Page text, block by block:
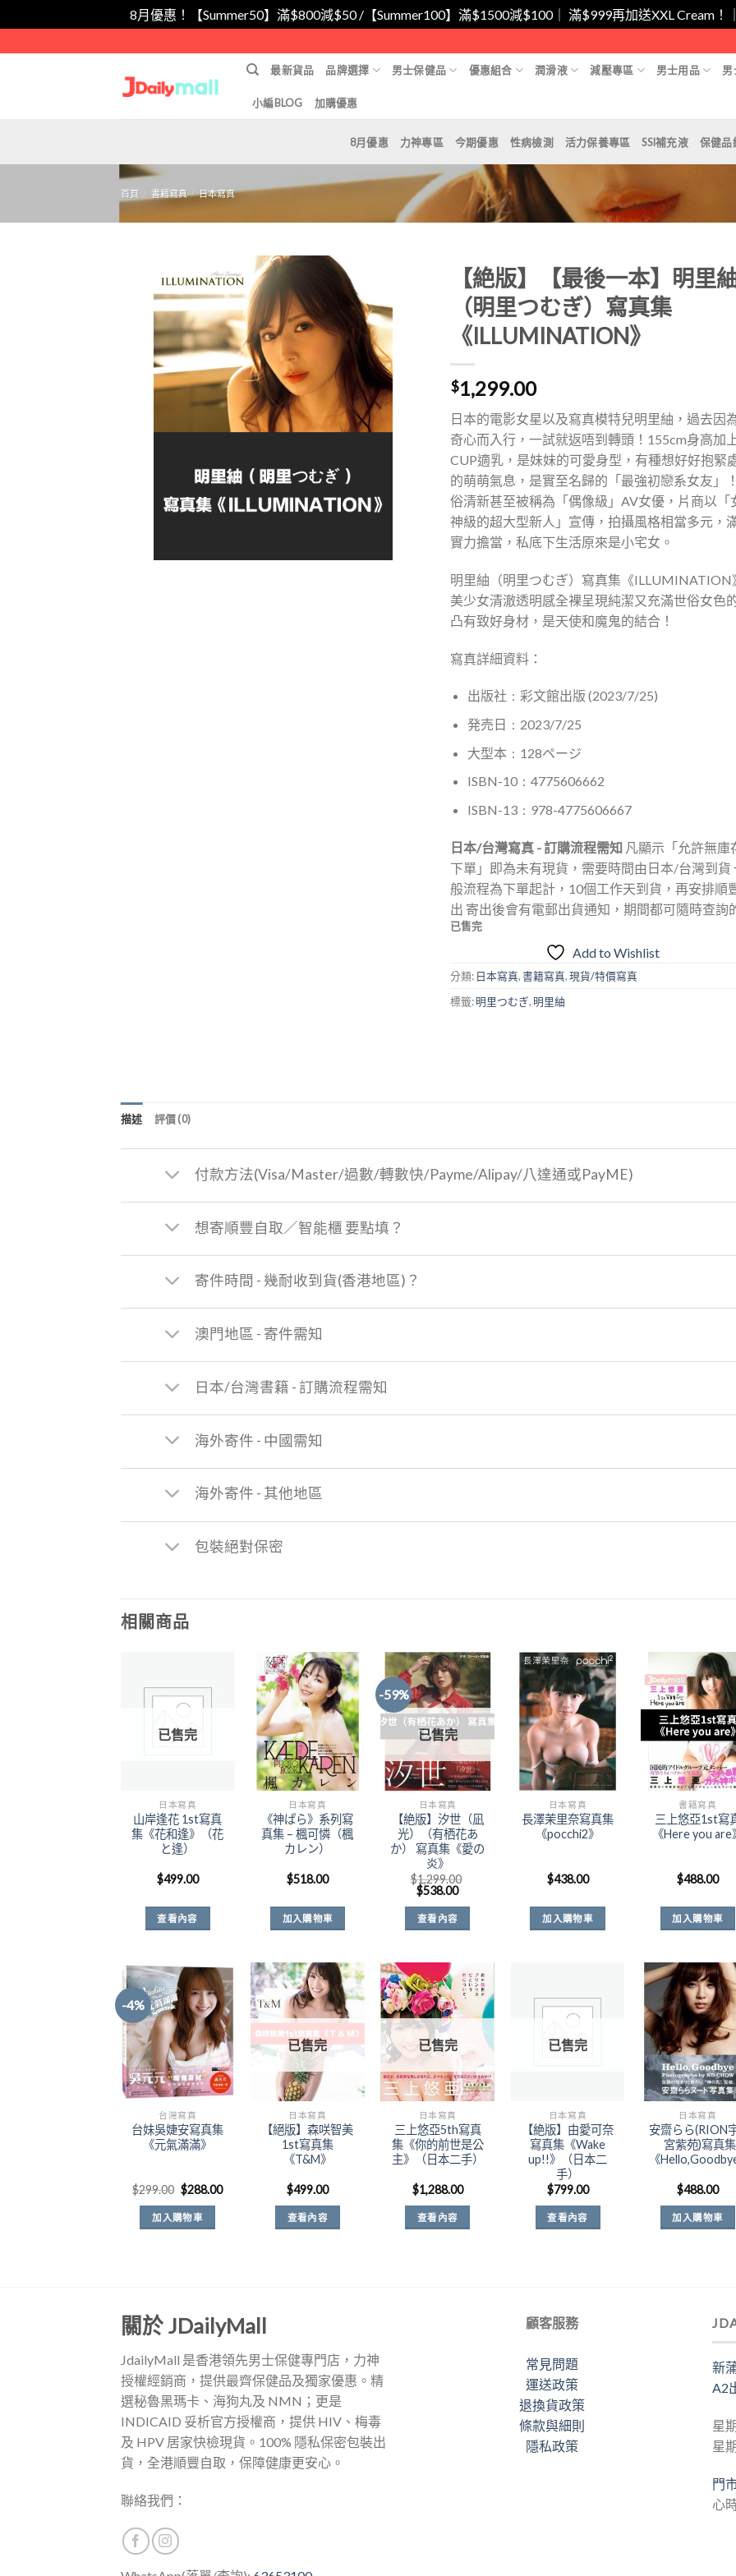
8月優惠！【Summer50】滿$800減$50 /【Summer100】滿$1500減$100｜ 滿$999再加送XXL Cream！
to
最新貨品 品牌選擇 男士保健品 優惠組合 潤滑液 減壓專區 男士用品 男
小編BLOG 加購優惠
8月優惠 力神專區 今期優惠 性病檢測 活力保養專區 SSI補充液 保健品
首頁 / 書籍寫真 / 日本寫真
Add to
Wishlist
【絶版】【最後一本】明里
（明里つむぎ）寫真集
《ILLUMINATION》
$1,299.00
日本的電影女星以及寫真模特兒明里紬，過去因
奇心而入行，一試就返唔到轉頭！155cm身高加
CUP適乳，是妹妹的可愛身型，有種想好好抱緊
的萌萌氣息，是實至名歸的「最強初戀系女友」
俗清新甚至被稱為「偶像級」AV女優，片商以「
神級的超大型新人」宣傳，拍攝風格相當多元，
實力擔當，私底下生活原來是小宅女。
明里紬（明里つむぎ）寫真集《ILLUMINATION
美少女清澈透明感全裸呈現純潔又充滿世俗女色
凸有致好身材，是天使和魔鬼的結合！
寫真詳細資料：
出版社 ‏ : ‎ 彩文館出版 (2023/7/25)
発売日 ‏ : ‎ 2023/7/25
大型本 ‏ : ‎ 128ページ
ISBN-10 ‏ : ‎ 4775606662
ISBN-13 ‏ : ‎ 978-4775606667
日本/台灣寫真 - 訂購流程需知凡顯示「允許無庫
下單」即為未有現貨，需要時間由日本/台灣到貨
般流程為下單起計，10個工作天到貨，再安排順
出 寄出後會有電郵出貨通知，期間都可隨時查詢
已售完
Add to Wishlist
分類: 日本寫真,書籍寫真,現貨/特價寫真
標籤:明里つむぎ, 明里紬
描述 評價 (0)
付款方法(Visa/Master/過數/轉數快/Payme/Alipay/八達通或PayME)
想寄順豐自取／智能櫃 要點填？
寄件時間 - 幾耐收到貨(香港地區)？
澳門地區 - 寄件需知
日本/台灣書籍 - 訂購流程需知
海外寄件 - 中國需知
海外寄件 - 其他地區
包裝絕對保密
相關商品
Add to
Wishlist
已售完
日本寫真
山岸逢花 1st寫真
集《花和逢》（花
と逢）
$499.00
查看內容
Add to
Wishlist
日本寫真
《神ぱら》系列寫
真集 – 楓可憐（楓
カレン）
$518.00
加入購物車
-59%
Add to
Wishlist
已售完
日本寫真
【絶版】汐世（凪
光）（有栖花あ
か） 寫真集《愛の
炎》
$1,299.00
原
始
價
格：
$538.00目
查看內容
Add to
Wishlist
日本寫真
長澤茉里奈寫真集
《pocchi2》
$438.00
加入購物車
Add to
書籍寫真
三上悠亞1st寫
《Here you are
$488.00
加入購物車
-4%
Add to
Wishlist
台灣寫真
台妹吳婕安寫真集
《元氣滿滿》
$299.00 原
始
價
格：
$288.00目
加入購物車
Add to
Wishlist
已售完
日本寫真
【絕版】森咲智美
1st寫真集
《T&M》
$499.00
查看內容
Add to
Wishlist
已售完
日本寫真
三上悠亞5th寫真
集《你的前世是公
主》（日本二手）
$1,288.00
查看內容
Add to
Wishlist
已售完
日本寫真
【絶版】由愛可奈
寫真集《Wake
up!!》（日本二
手）
$799.00
查看內容
Add to
日本寫真
安齋らら(RION
宮紫苑)寫真集
《
$488.00
加入購物車
關於 JDailyMall
JdailyMall 是香港領先男士保健專門店，力神
授權經銷商，提供最齊保健品及獨家優惠。精
選秘魯黑瑪卡、海狗丸及 NMN；更是
INDICAID 妥析官方授權商，提供 HIV、梅毒
及 HPV 居家快檢現貨。100% 隱私保密包裝出
貨，全港順豐自取，保障健康更安心。
聯絡我們：
顧客服務
常見問題
運送政策
退換貨政策
條款與細則
隱私政策
新
A2
星
星
門
心